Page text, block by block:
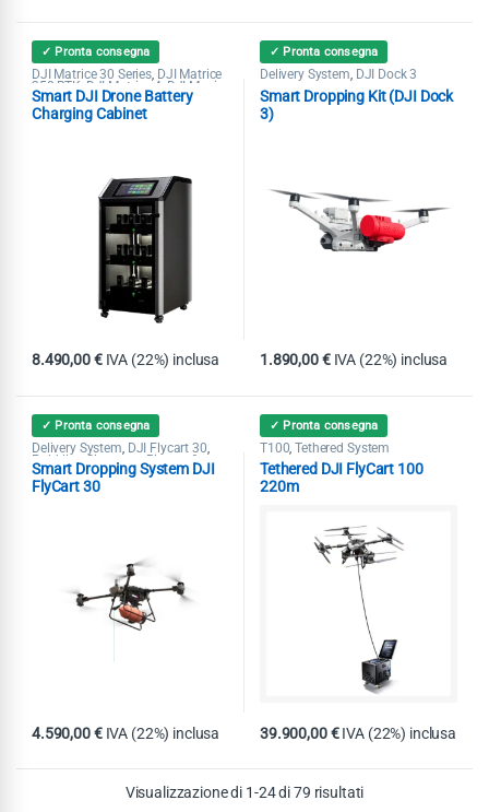
✓ Pronta consegna
DJI Matrice 30 Series, DJI Matrice
350 RTK, DJI Matrice 4 DJI Mavic
3 Enterprise ,DJI Mavic 3
Multispectral,Power Station
Pubblica Sicurezza,Ricerca &
Smart DJI Drone Battery
Charging Cabinet
8.490,00€ IVA (22%) inclusa
✓ Pronta consegna
Delivery System, DJI Dock 3
Smart Dropping Kit (DJI Dock
3)
1.890,00€ IVA (22%) inclusa
✓ Pronta consegna
Delivery System, DJI Flycart 30,
Pubblica Sicurezza ,Ricerca &
Soccorso
Smart Dropping System DJI
FlyCart 30
4.590,00€ IVA (22%) inclusa
✓ Pronta consegna
T100,Tethered System
Tethered DJI FlyCart 100
220m
39.900,00€ IVA (22%) inclusa
Visualizzazione di 1-24 di 79 risultati